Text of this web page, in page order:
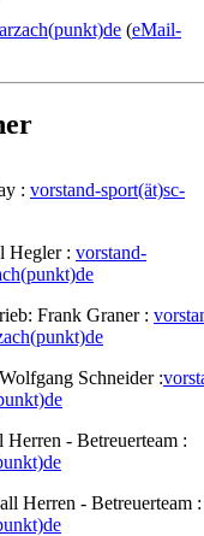
(eMail-
: vorstand-sport(ät)sc-
Hegler : vorstand-
Frank Graner :
Schneider :
- Betreuerteam :
Herren - Betreuerteam :